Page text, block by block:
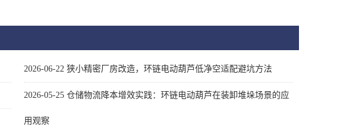
2026-06-22 狭小精密厂房改造，环链电动葫芦低净空适配避坑方法
2026-05-25 仓储物流降本增效实践：环链电动葫芦在装卸堆垛场景的应
用观察